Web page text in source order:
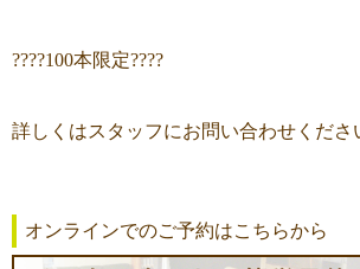
????100本限定????
詳しくはスタッフにお問い合わせくださ
オンラインでのご予約はこちらから